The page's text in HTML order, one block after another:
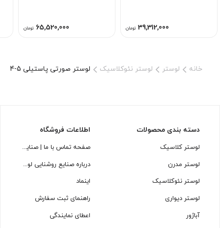
39,312,000 تومان 65,520,000 تومان
خانه لوستر لوستر نئوکلاسیک لوستر صورتی پاستیلی L1634-5 | لوستر نئوکلاسیک مینیمال ۵ شاخه
دسته بندی محصولات
لوستر کلاسیک
لوستر مدرن
لوستر نئوکلاسیک
لوستر دیواری
آباژور
اطلاعات فروشگاه
صفحه تماس با ما | صنایع روشنایی لوسترسازان
درباره صنایع روشنایی لوسترسازان
اینماد
راهنمای ثبت سفارش
اعطای نمایندگی